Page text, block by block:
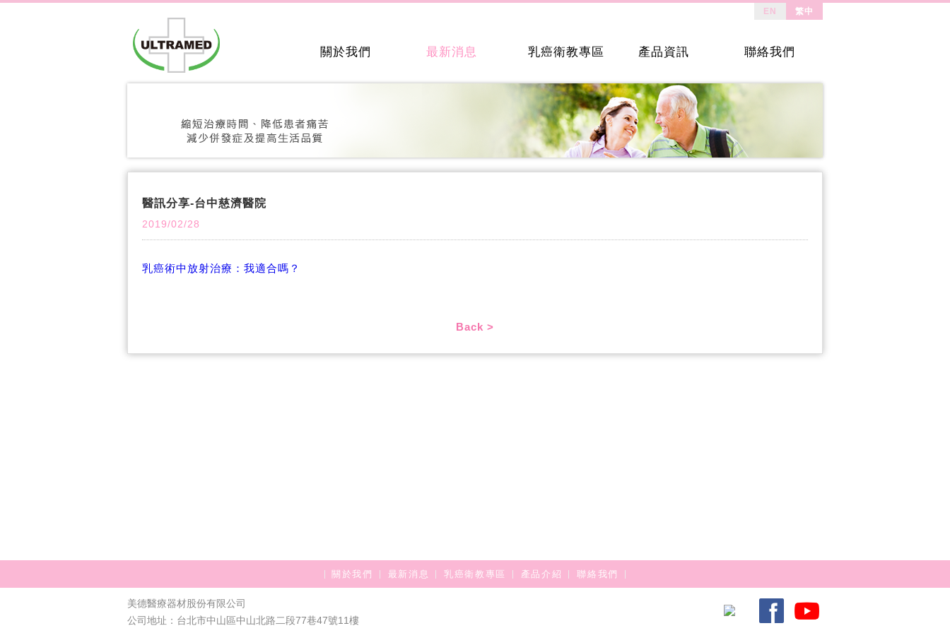
EN 繁中
關於我們 最新消息 乳癌衛教專區 產品資訊 聯絡我們
醫訊分享-台中慈濟醫院
2019/02/28
乳癌術中放射治療：我適合嗎？
Back >
關於我們 最新消息 乳癌衛教專區 產品介紹 聯絡我們
美德醫療器材股份有限公司
公司地址：台北市中山區中山北路二段77巷47號11樓